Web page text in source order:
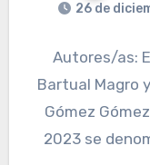
26 de
Autores/as:
Bartual Magro
Gómez
2023 se